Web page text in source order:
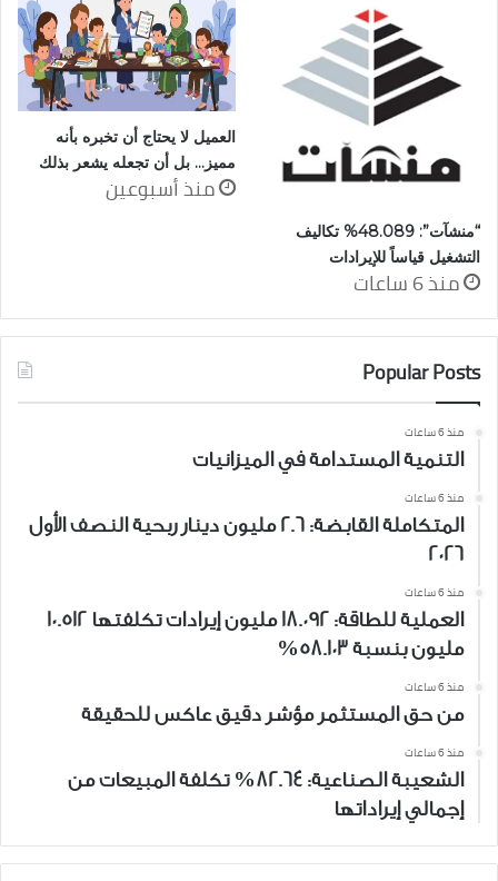
“منشآت”: 48.089% تكاليف
التشغيل قياساً للإيرادات
منذ 6 ساعات
العميل لا يحتاج أن تخبره بأنه
مميز… بل أن تجعله يشعر بذلك
منذ أسبوعين
Popular Posts
منذ 6 ساعات
التنمية المستدامة في الميزانيات
منذ 6 ساعات
المتكاملة القابضة: 2.6 مليون دينار ربحية النصف الأول
2026
منذ 6 ساعات
العملية للطاقة: 18.092 مليون إيرادات تكلفتها 10.512
مليون بنسبة 58.103%
منذ 6 ساعات
من حق المستثمر مؤشر دقيق عاكس للحقيقة
منذ 6 ساعات
الشعيبة الصناعية: 82.64% تكلفة المبيعات من
إجمالي إيراداتها